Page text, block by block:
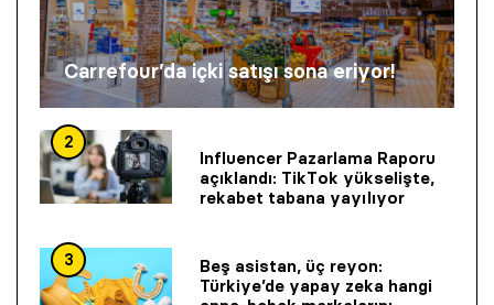
Carrefour’da içki satışı sona eriyor!
2
Influencer Pazarlama Raporu
açıklandı: TikTok yükselişte,
rekabet tabana yayılıyor
3
Beş asistan, üç reyon:
Türkiye’de yapay zeka hangi